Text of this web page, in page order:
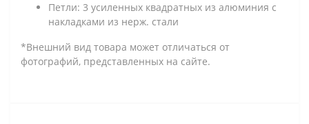
Петли: 3 усиленных квадратных из алюминия с
накладками из нерж. стали
*Внешний вид товара может отличаться от
фотографий, представленных на сайте.